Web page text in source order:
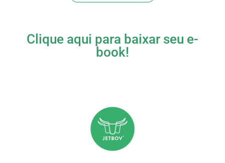
Clique aqui para baixar seu e-
book!